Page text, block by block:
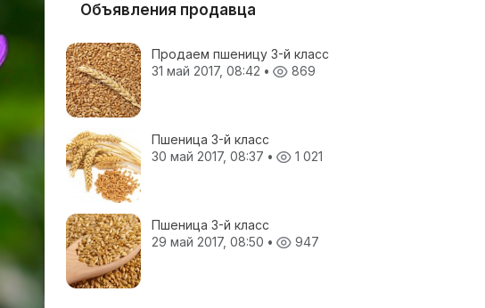
Объявления продавца
Продаем пшеницу 3-й класс
31 май 2017, 08:42 • 869
Пшеница 3-й класс
30 май 2017, 08:37 • 1 021
Пшеница 3-й класс
29 май 2017, 08:50 • 947